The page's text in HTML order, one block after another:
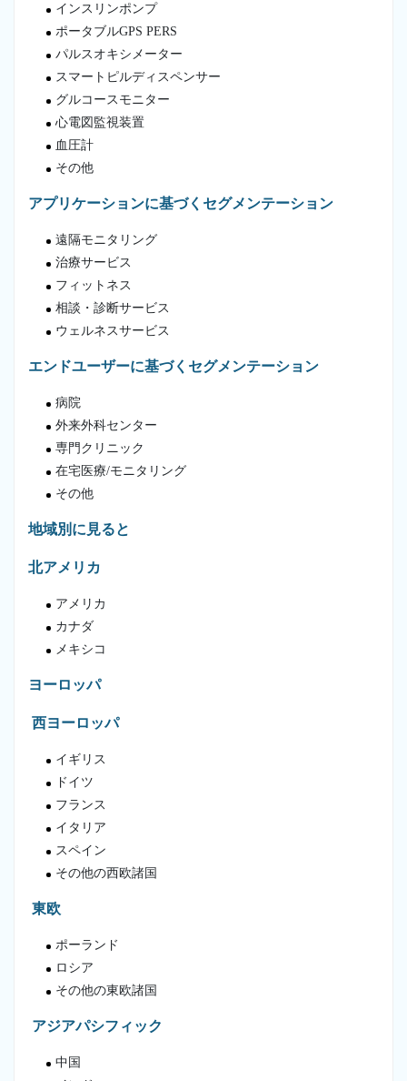
インスリンポンプ
ポータブルGPS PERS
パルスオキシメーター
スマートピルディスペンサー
グルコースモニター
心電図監視装置
血圧計
その他
アプリケーションに基づくセグメンテーション
遠隔モニタリング
治療サービス
フィットネス
相談・診断サービス
ウェルネスサービス
エンドユーザーに基づくセグメンテーション
病院
外来外科センター
専門クリニック
在宅医療/モニタリング
その他
地域別に見ると
北アメリカ
アメリカ
カナダ
メキシコ
ヨーロッパ
西ヨーロッパ
イギリス
ドイツ
フランス
イタリア
スペイン
その他の西欧諸国
東欧
ポーランド
ロシア
その他の東欧諸国
アジアパシフィック
中国